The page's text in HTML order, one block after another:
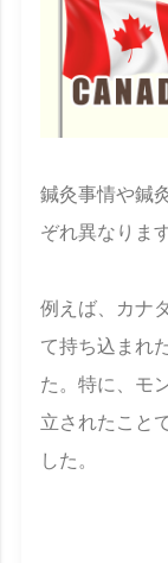
鍼灸事情や鍼
ぞれ異なります
例えば、カナ
て持ち込まれ
た。特に、モ
立されたこと
した。